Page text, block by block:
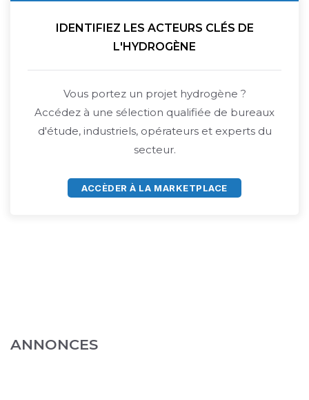
IDENTIFIEZ LES ACTEURS CLÉS DE
L'HYDROGÈNE
Vous portez un projet hydrogène ?
Accédez à une sélection qualifiée de bureaux
d'étude, industriels, opérateurs et experts du
secteur.
ACCÈDER À LA MARKETPLACE
ANNONCES